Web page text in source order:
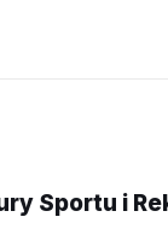
Sportu i